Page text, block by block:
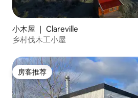
小木屋 ｜ Clareville
乡村伐木工小屋
房客推荐
房客推荐